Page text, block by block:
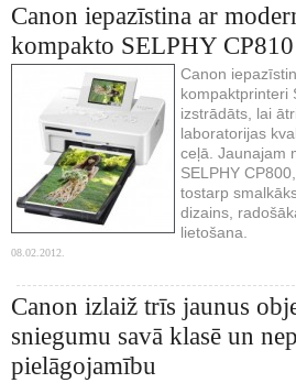
Canon iepazīstina ar
kompakto SELPHY
Canon
kompaktprinteri
izstrādāts, lai
laboratorijas
ceļā. Jaunajam
SELPHY
tostarp
dizains,
lietošana.
08.02.2012.
Canon izlaiž trīs jaunus
sniegumu savā klasē un
pielāgojamību